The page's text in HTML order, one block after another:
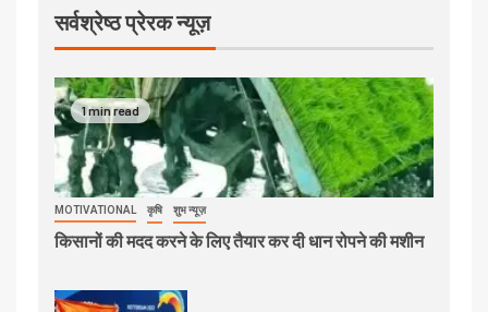
सर्वश्रेष्ठ प्रेरक न्यूज़
1 min read
MOTIVATIONAL कृषि शुभ न्यूज़
किसानों की मदद करने के लिए तैयार कर दी धान रोपने की मशीन